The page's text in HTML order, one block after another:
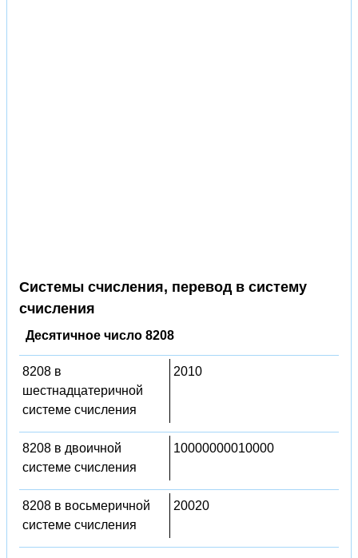
Системы счисления, перевод в систему
счисления
Десятичное число 8208
8208 в
шестнадцатеричной
системе счисления
2010
8208 в двоичной
системе счисления
10000000010000
8208 в восьмеричной
системе счисления
20020